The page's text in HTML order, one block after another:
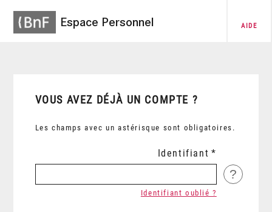
Espace Personnel AIDE
VOUS AVEZ DÉJÀ UN COMPTE ?
Les champs avec un astérisque sont obligatoires.
Identifiant
?
Identifiant oublié ?